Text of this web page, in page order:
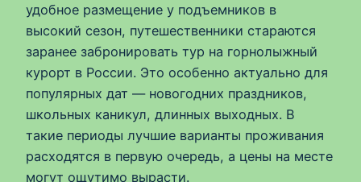
удобное размещение у подъемников в
высокий сезон, путешественники стараются
заранее забронировать тур на горнолыжный
курорт в России. Это особенно актуально для
популярных дат — новогодних праздников,
школьных каникул, длинных выходных. В
такие периоды лучшие варианты проживания
расходятся в первую очередь, а цены на месте
могут ощутимо вырасти.